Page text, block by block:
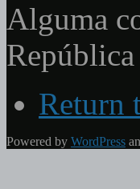
Alguma
Return
Powered by WordPress